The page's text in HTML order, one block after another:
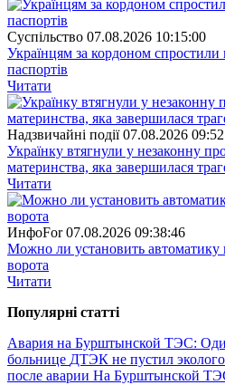
Суспiльство 07.08.2026 10:15:00
Українцям за кордоном
паспортів
Читати
Надзвичайні події 07.08.2026
Українку втягнули у незаконну
материнства, яка завершилася
Читати
ИнфоFor 07.08.2026 09:38:46
Можно ли установить автоматику
ворота
Читати
Популярнi статтi
Авария на Бурштынской ТЭС:
больнице ДТЭК не пустил
после аварии На Бурштынской